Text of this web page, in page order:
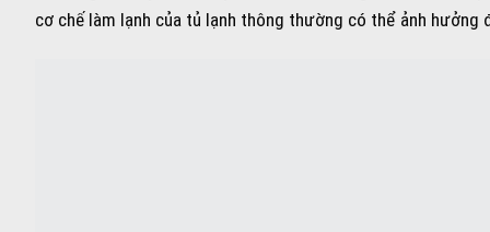
cơ chế làm lạnh của tủ lạnh thông thường có thể ảnh hưởng